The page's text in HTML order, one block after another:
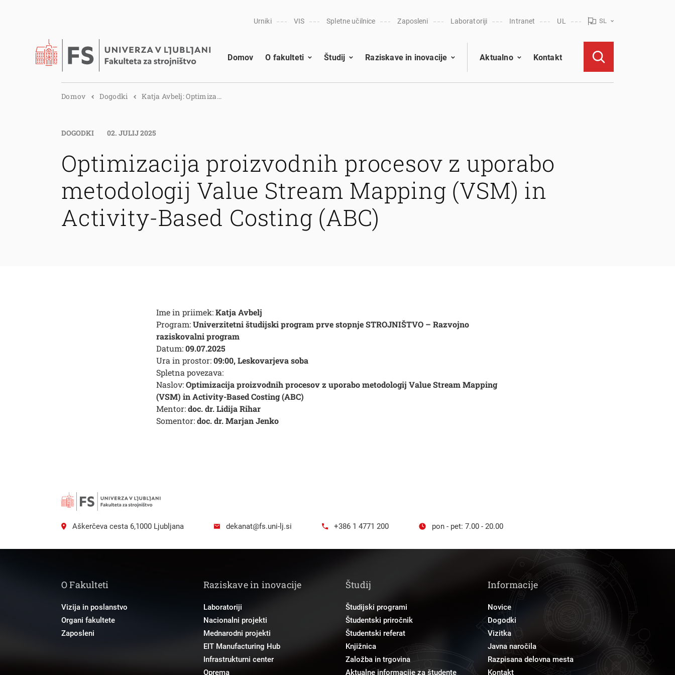
Urniki VIS Spletne učilnice Zaposleni Laboratoriji Intranet UL SL
Domov O fakulteti Študij Raziskave in inovacije Aktualno Kontakt
Išči
Domov Dogodki Katja Avbelj: Optimiza...
DOGODKI 02. JULIJ 2025
Optimizacija proizvodnih procesov z uporabo
metodologij Value Stream Mapping (VSM) in
Activity-Based Costing (ABC)
Ime in priimek:Katja Avbelj
Program:Univerzitetni študijski program prve stopnje STROJNIŠTVO – Razvojno
raziskovalni program
Datum:09.07.2025
Ura in prostor:09:00, Leskovarjeva soba
Spletna povezava:
Naslov:Optimizacija proizvodnih procesov z uporabo metodologij Value Stream Mapping
(VSM) in Activity-Based Costing (ABC)
Mentor:doc. dr. Lidija Rihar
Somentor:doc. dr. Marjan Jenko
Aškerčeva cesta 6,1000 Ljubljana dekanat@fs.uni-lj.si +386 1 4771 200 pon - pet: 7.00 - 20.00
O Fakulteti
Vizija in poslanstvo
Organi fakultete
Zaposleni
Raziskave in inovacije
Laboratoriji
Nacionalni projekti
Mednarodni projekti
EIT Manufacturing Hub
Infrastrukturni center
Oprema
Študij
Študijski programi
Študentski priročnik
Študentski referat
Knjižnica
Založba in trgovina
Aktualne informacije za študente
Informacije
Novice
Dogodki
Vizitka
Javna naročila
Razpisana delovna mesta
Kontakt